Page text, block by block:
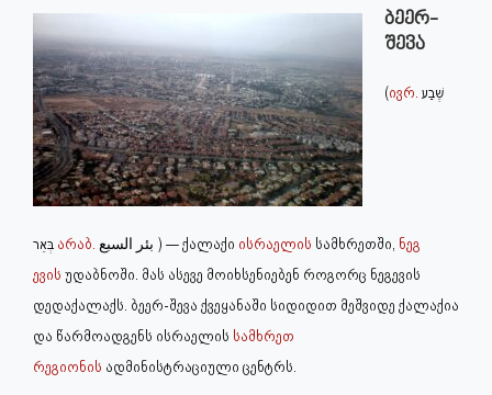
ბეერ-
შევა
(ივრ.
არაბ. السبع‎ بئر ) — ქალაქი ისრაელის სამხრეთში, ნეგ
ევის უდაბნოში. მას ასევე მოიხსენიებენ როგორც ნეგევის
დედაქალაქს. ბეერ-შევა ქვეყანაში სიდიდით მეშვიდე ქალაქია
და წარმოადგენს ისრაელის სამხრეთ
რეგიონის ადმინისტრაციული ცენტრს.